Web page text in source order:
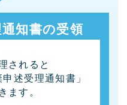
知書の受領
されると
述受理通知書」
ます。